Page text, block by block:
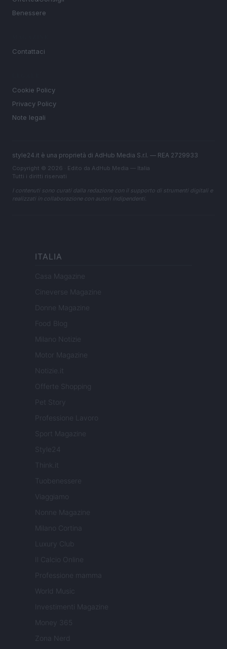
Benessere
Contattaci
Cookie Policy
Privacy Policy
Note legali
style24.it è una proprietà di AdHub Media S.r.l. — REA 2729933
Copyright © 2026 · Edito da AdHub Media — Italia
Tutti i diritti riservati
I contenuti sono curati dalla redazione con il supporto di strumenti digitali e
realizzati in collaborazione con autori indipendenti.
ITALIA
Casa Magazine
Cineverse Magazine
Donne Magazine
Food Blog
Milano Notizie
Motor Magazine
Notizie.it
Offerte Shopping
Pet Story
Professione Lavoro
Sport Magazine
Style24
Think.it
Tuobenessere
Viaggiamo
Nonne Magazine
Milano Cortina
Luxury Club
Il Calcio Online
Professione mamma
World Music
Investimenti Magazine
Money 365
Zona Nerd